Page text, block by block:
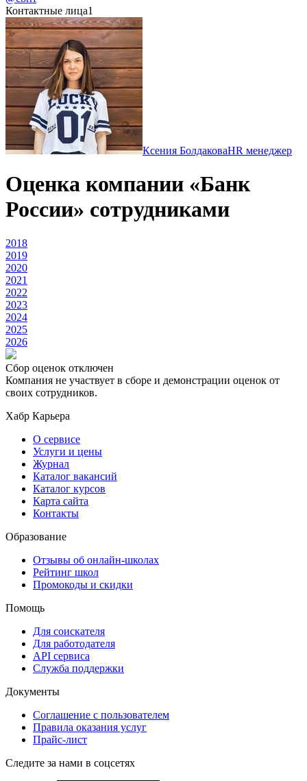
Контактные лица1
Ксения БолдаковаHR менеджер
Оценка компании «Банк
России» сотрудниками
2018
2019
2020
2021
2022
2023
2024
2025
2026
Сбор оценок отключен
Компания не участвует в сборе и демонстрации оценок от
своих сотрудников.
Хабр Карьера
О сервисе
Услуги и цены
Журнал
Каталог вакансий
Каталог курсов
Карта сайта
Контакты
Образование
Отзывы об онлайн-школах
Рейтинг школ
Промокоды и скидки
Помощь
Для соискателя
Для работодателя
API сервиса
Служба поддержки
Документы
Соглашение с пользователем
Правила оказания услуг
Прайс-лист
Следите за нами в соцсетях